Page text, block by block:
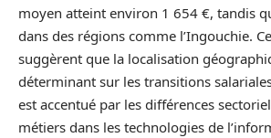
moyen atteint environ 1 654 €, tandis
dans des régions comme l’Ingouchie.
suggèrent que la localisation
déterminant sur les transitions
est accentué par les différences
métiers dans les technologies de